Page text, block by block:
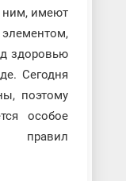
ним, имеют
здоровью
Сегодня
поэтому
особое
правил